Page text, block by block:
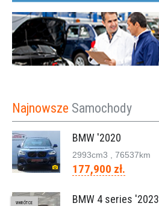
Najnowsze Samochody
BMW '2020
2993cm3 , 76537km
177,900 zł.
WKRÓTCE BMW 4 series '2023